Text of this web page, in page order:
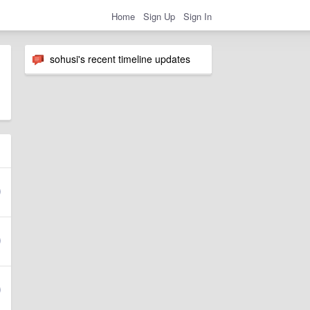
Home Sign Up Sign In
sohusi's recent timeline updates